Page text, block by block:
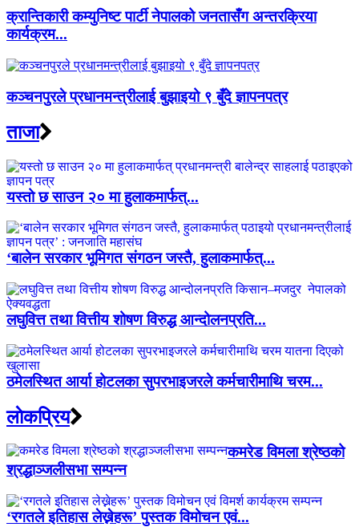
क्रान्तिकारी कम्युनिष्ट पार्टी नेपालको जनतासँग अन्तरक्रिया
कार्यक्रम...
कञ्चनपुरले प्रधानमन्त्रीलाई बुझाइयो ९ बुँदे ज्ञापनपत्र
ताजा
यस्तो छ साउन २० मा हुलाकमार्फत्...
‘बालेन सरकार भूमिगत संगठन जस्तै, हुलाकमार्फत्...
लघुवित्त तथा वित्तीय शोषण विरुद्ध आन्दोलनप्रति...
ठमेलस्थित आर्या होटलका सुपरभाइजरले कर्मचारीमाथि चरम...
लाेकप्रिय
कमरेड विमला श्रेष्ठको
श्रद्धाञ्जलीसभा सम्पन्न
‘रगतले इतिहास लेख्नेहरू’ पुस्तक विमोचन एवं...